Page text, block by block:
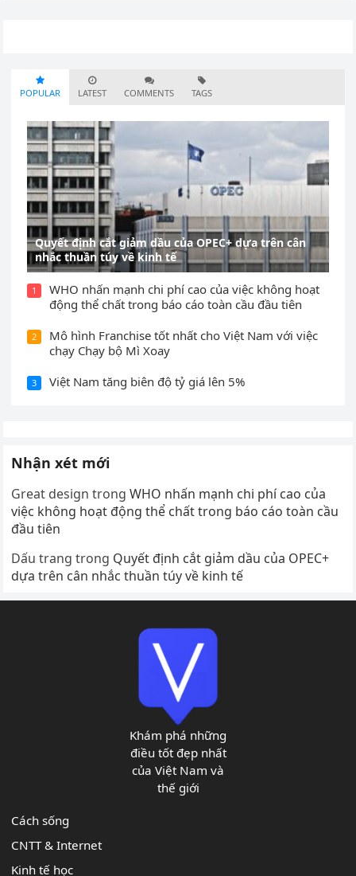
POPULAR LATEST COMMENTS TAGS
Quyết định cắt giảm dầu của OPEC+ dựa trên cân
nhắc thuần túy về kinh tế
1
WHO nhấn mạnh chi phí cao của việc không hoạt
động thể chất trong báo cáo toàn cầu đầu tiên
2
Mô hình Franchise tốt nhất cho Việt Nam với việc
chạy Chạy bộ Mì Xoay
3 Việt Nam tăng biên độ tỷ giá lên 5%
Nhận xét mới
Great design trongWHO nhấn mạnh chi phí cao của
việc không hoạt động thể chất trong báo cáo toàn cầu
đầu tiên
Dấu trang trong Quyết định cắt giảm dầu của OPEC+
dựa trên cân nhắc thuần túy về kinh tế
Khám phá những
điều tốt đẹp nhất
của Việt Nam và
thế giới
Cách sống
CNTT & Internet
Kinh tế học